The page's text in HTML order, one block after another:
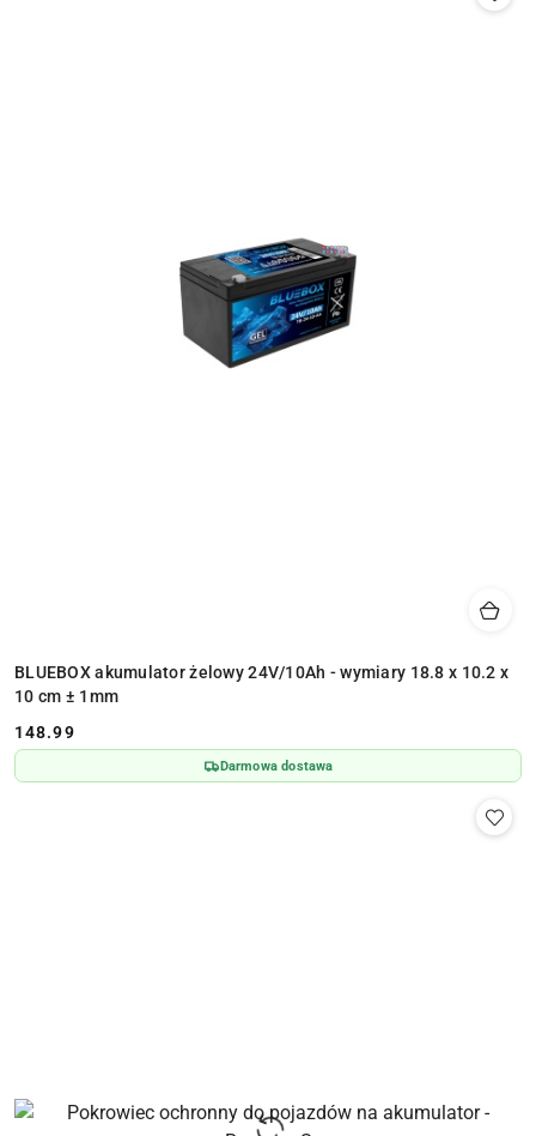
BLUEBOX akumulator żelowy 24V/10Ah - wymiary 18.8 x 10.2 x
10 cm ± 1mm
Cena:
148.99
Darmowa dostawa